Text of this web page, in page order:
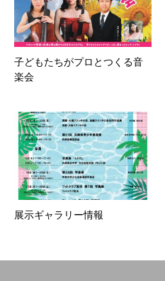
子どもたちがプロとつくる音
楽会
展示ギャラリー情報